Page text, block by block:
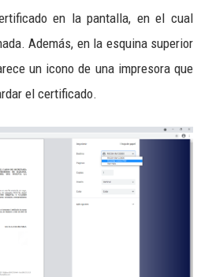
en la pantalla, en el cual
Además, en la esquina superior
un icono de una impresora que
el certificado.